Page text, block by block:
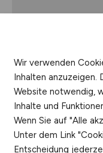
Wir verwenden
Inhalten anzuzeigen.
Website notwendig,
Inhalte und
Wenn Sie auf "Alle
Unter dem Link
Entscheidung